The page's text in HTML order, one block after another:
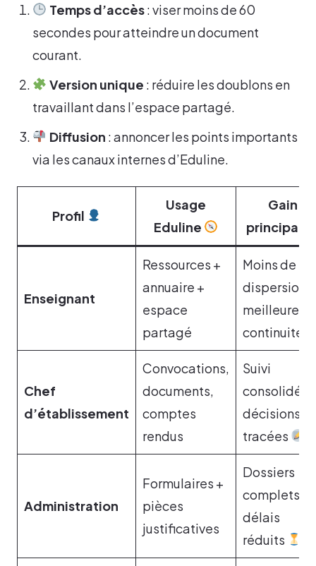
Temps d’accès: viser moins de 60
secondes pour atteindre un document
courant.
Version unique : réduire les doublons en
travaillant dans l’espace partagé.
Diffusion : annoncer les points importants
via les canaux internes d’Eduline.
Profil
Usage
Eduline
Gain
principal
Enseignant
Ressources +
annuaire +
espace
partagé
Moins de
dispersion,
meilleure
continuité
Chef
d’établissement
Convocations,
documents,
comptes
rendus
Suivi
consolidé,
décisions
tracées
Administration
Formulaires +
pièces
justificatives
Dossiers
complets,
délais
réduits